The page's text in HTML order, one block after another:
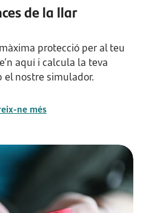
de la llar
protecció per al teu
aquí i calcula la teva
el nostre simulador.
ne més